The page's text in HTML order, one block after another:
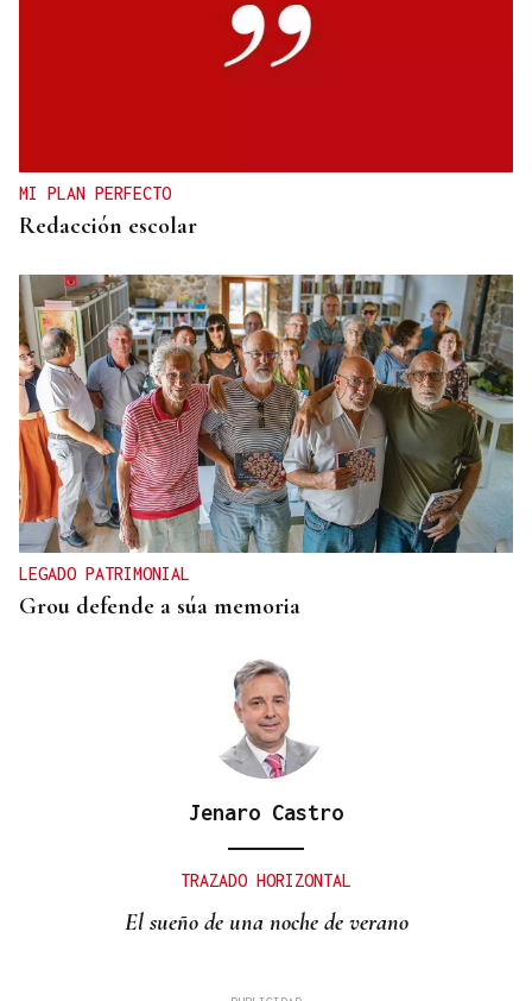
MI PLAN PERFECTO
Redacción escolar
LEGADO PATRIMONIAL
Grou defende a súa memoria
Jenaro Castro
TRAZADO HORIZONTAL
El sueño de una noche de verano